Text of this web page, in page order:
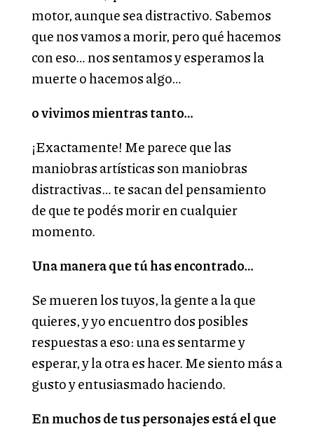
motor, aunque sea distractivo. Sabemos
que nos vamos a morir, pero qué hacemos
con eso… nos sentamos y esperamos la
muerte o hacemos algo…
o vivimos mientras tanto…
¡Exactamente! Me parece que las
maniobras artísticas son maniobras
distractivas… te sacan del pensamiento
de que te podés morir en cualquier
momento.
Una manera que tú has encontrado…
Se mueren los tuyos, la gente a la que
quieres, y yo encuentro dos posibles
respuestas a eso: una es sentarme y
esperar, y la otra es hacer. Me siento más a
gusto y entusiasmado haciendo.
En muchos de tus personajes está el que